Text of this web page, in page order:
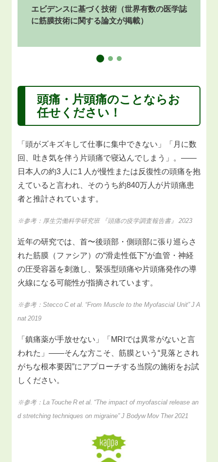
エビデンスに基づく技術（世界有数の医学誌
に筋膜技術に関する論文が掲載）
頭痛・片頭痛のことならお
任せください！
「頭がズキズキして仕事に集中できない」「月に数
回、吐き気を伴う片頭痛で寝込んでしまう」。――
日本人の約3 人に1 人が慢性または反復性の頭痛を抱
えていると言われ、そのうち約840万人が片頭痛患
者と推計されています。
※参考：厚生労働科学研究班 『頭痛の疫学調査報告書』 2023
近年の研究では、首〜後頭部・側頭部に張り巡らさ
れた筋膜（ファシア）の“滑走性低下”が血管・神経
の圧受容器を刺激し、緊張型頭痛や片頭痛発作の導
火線になる可能性が指摘されています。
※参考：Stecco C et al. “From Muscle to the Myofascial Unit” J A
nat 2019
「鎮痛薬が手放せない」「MRIでは異常がないと言
われた」――そんな方こそ、筋膜という“見落とされ
がちな根本要因”にアプローチする当院の施術をお試
しください。
※参考：La Touche R et al. “The impact of myofascial release an
d stretching techniques on migraine” J Bodyw Mov Ther 2021